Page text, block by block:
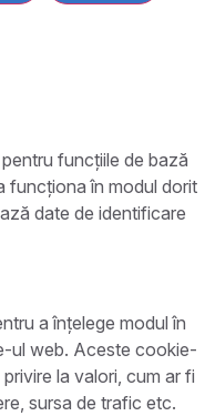
funcțiile de bază
funcționa în modul dorit
date de identificare
a înțelege modul în
ul web. Aceste cookie-
la valori, cum ar fi
sursa de trafic etc.